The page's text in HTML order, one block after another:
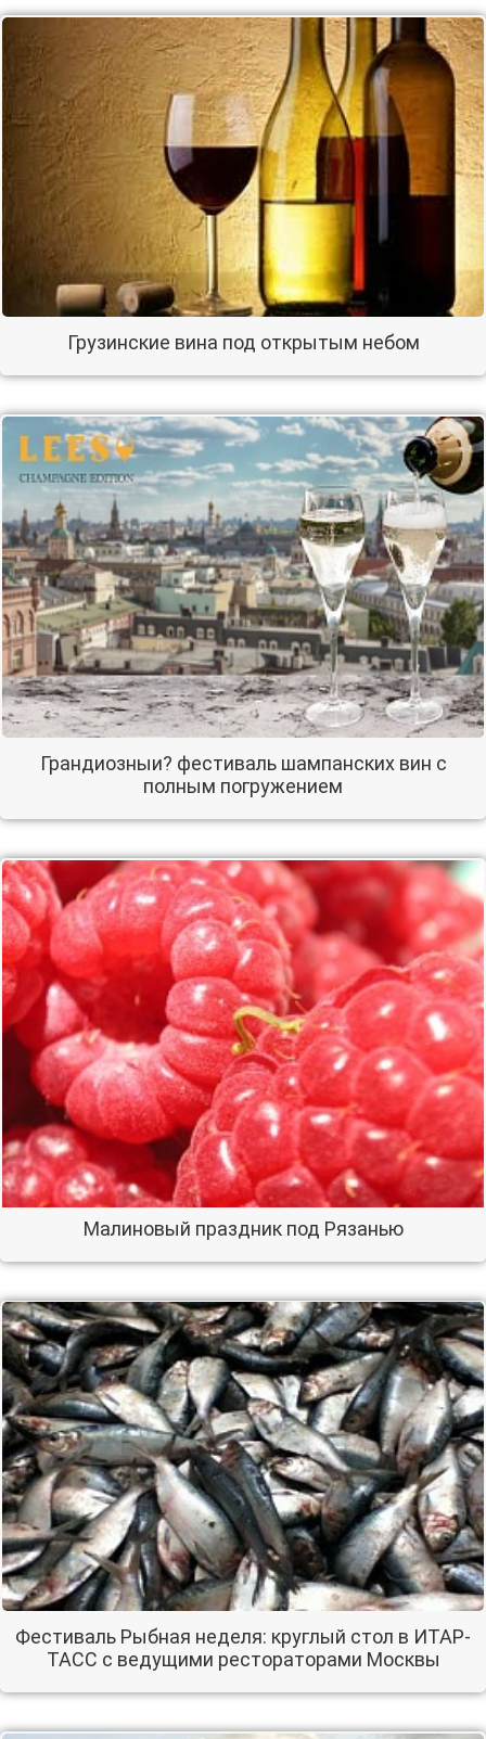
Грузинские вина под открытым небом
Грандиозныи? фестиваль шампанских вин с
полным погружением
Малиновый праздник под Рязанью
Фестиваль Рыбная неделя: круглый стол в ИТАР-
ТАСС с ведущими рестораторами Москвы